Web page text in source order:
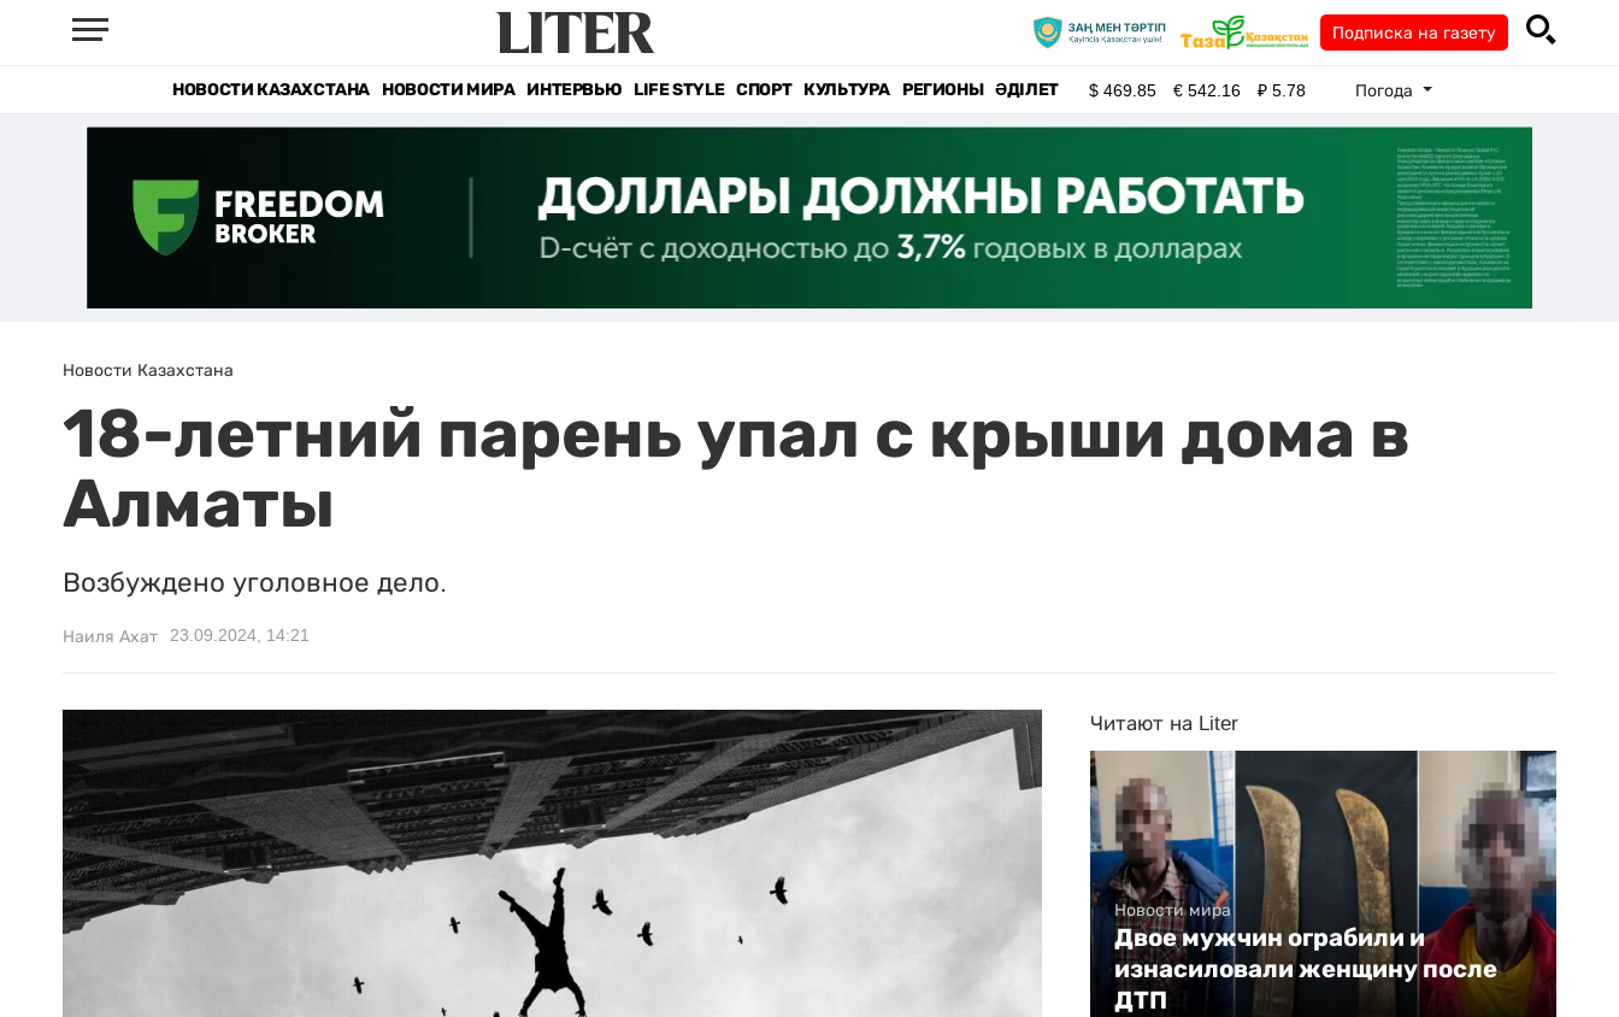
Подписка на газету
НОВОСТИ КАЗАХСТАНА НОВОСТИ МИРА ИНТЕРВЬЮ LIFE STYLE СПОРТ КУЛЬТУРА РЕГИОНЫ ӘДІЛЕТ $469.85 €542.16 ₽5.78 Погода
Новости Казахстана
18-летний парень упал с крыши дома в
Алматы
Возбуждено уголовное дело.
Наиля Ахат 23.09.2024, 14:21
Читают на Liter
Новости мира
Двое мужчин ограбили и
изнасиловали женщину после
ДТП